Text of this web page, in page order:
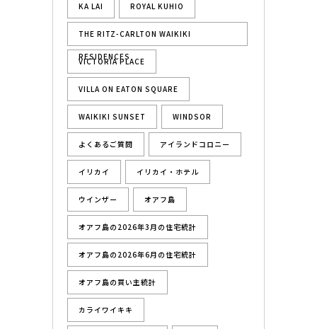
KA LAI ROYAL KUHIO
THE RITZ-CARLTON WAIKIKI
RESIDENCES
VICTORIA PLACE
VILLA ON EATON SQUARE
WAIKIKI SUNSET WINDSOR
よくあるご質問 アイランドコロニー
イリカイ イリカイ・ホテル
ウインザー オアフ島
オアフ島の2026年3月の住宅統計
オアフ島の2026年6月の住宅統計
オアフ島の買い主統計
カライワイキキ